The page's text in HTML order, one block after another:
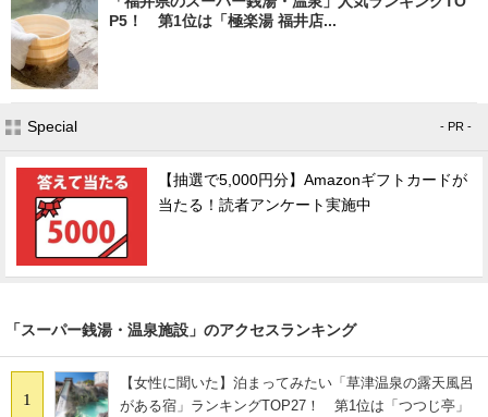
P5！ 第1位は「極楽湯 福井店...
Special - PR -
【抽選で5,000円分】Amazonギフトカードが
当たる！読者アンケート実施中
「スーパー銭湯・温泉施設」のアクセスランキング
1
【女性に聞いた】泊まってみたい「草津温泉の露天風呂
がある宿」ランキングTOP27！ 第1位は「つつじ亭」